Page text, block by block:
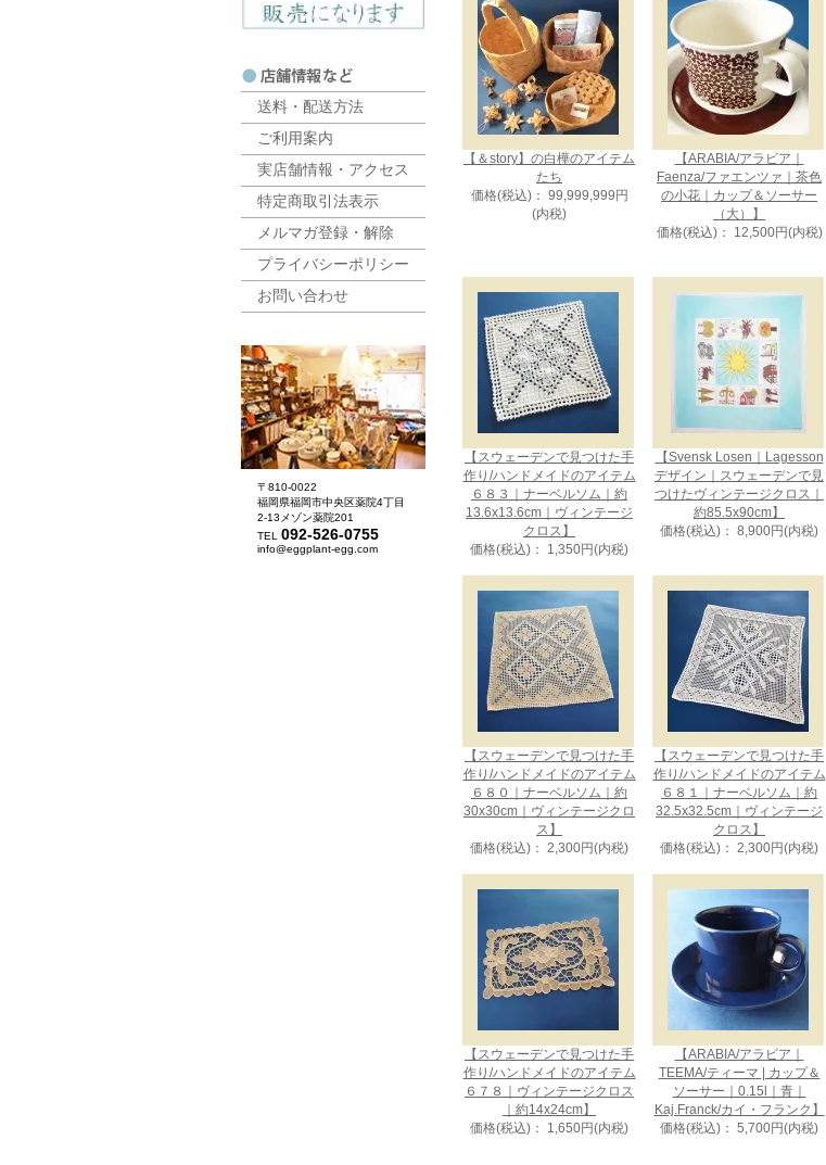
【＆story】の白樺のアイテム
たち
価格(税込)： 99,999,999円
(内税)
【ARABIA/アラビア｜
Faenza/ファエンツァ｜茶色
の小花｜カップ＆ソーサー
（大）】
価格(税込)： 12,500円(内税)
【スウェーデンで見つけた手
作り/ハンドメイドのアイテム
６８３｜ナーベルソム｜約
13.6x13.6cm｜ヴィンテージ
クロス】
価格(税込)： 1,350円(内税)
【Svensk Losen｜Lagesson
デザイン｜スウェーデンで見
つけたヴィンテージクロス｜
約85.5x90cm】
価格(税込)： 8,900円(内税)
【スウェーデンで見つけた手
作り/ハンドメイドのアイテム
６８０｜ナーベルソム｜約
30x30cm｜ヴィンテージクロ
ス】
価格(税込)： 2,300円(内税)
【スウェーデンで見つけた手
作り/ハンドメイドのアイテム
６８１｜ナーベルソム｜約
32.5x32.5cm｜ヴィンテージ
クロス】
価格(税込)： 2,300円(内税)
【スウェーデンで見つけた手
作り/ハンドメイドのアイテム
６７８｜ヴィンテージクロス
｜約14x24cm】
価格(税込)： 1,650円(内税)
【ARABIA/アラビア｜
TEEMA/ティーマ | カップ＆
ソーサー｜0.15l｜青｜
Kaj.Franck/カイ・フランク】
価格(税込)： 5,700円(内税)
送料・配送方法
ご利用案内
実店舗情報・アクセス
特定商取引法表示
メルマガ登録・解除
プライバシーポリシー
お問い合わせ
〒810-0022
福岡県福岡市中央区薬院4丁目
2-13メゾン薬院201
TEL 092-526-0755
info@eggplant-egg.com